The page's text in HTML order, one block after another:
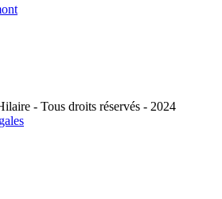
- Tous droits réservés - 2024